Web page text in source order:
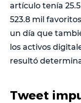
artículo tenía
523.8 mil
un día que
los activos
resultó
Tweet